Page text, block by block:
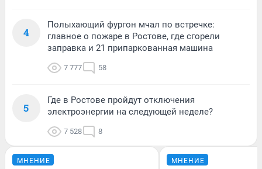
4
Полыхающий фургон мчал по встречке:
главное о пожаре в Ростове, где сгорели
заправка и 21 припаркованная машина
7 777 58
5
Где в Ростове пройдут отключения
электроэнергии на следующей неделе?
7 528 8
МНЕНИЕ МНЕНИЕ